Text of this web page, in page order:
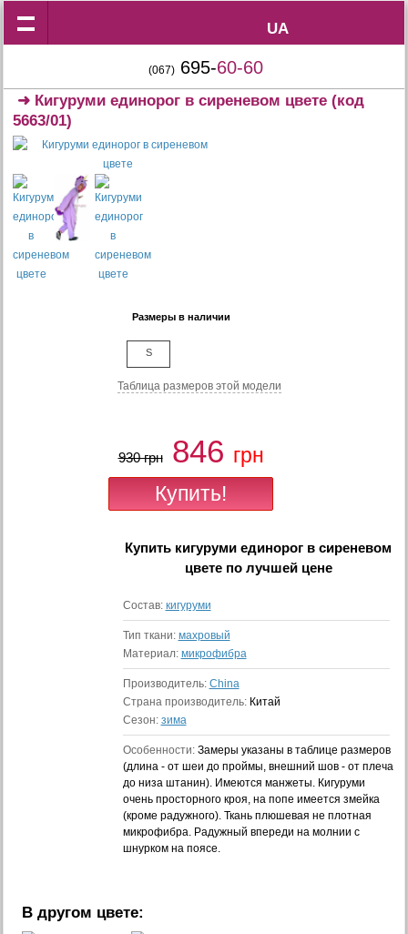
UA
UA
(067) 695-60-60
➜ Кигуруми единорог в сиреневом цвете (код
5663/01)
Размеры в наличии
S
Таблица размеров этой модели
930 грн 846 грн
Купить кигуруми единорог в сиреневом
цветепо лучшей цене
Состав: кигуруми
Тип ткани: махровый
Материал: микрофибра
Производитель: China
Страна производитель: Китай
Сезон: зима
Особенности: Замеры указаны в таблице размеров
(длина - от шеи до проймы, внешний шов - от плеча
до низа штанин). Имеются манжеты. Кигуруми
очень просторного кроя, на попе имеется змейка
(кроме радужного). Ткань плюшевая не плотная
микрофибра. Радужный впереди на молнии с
шнурком на поясе.
В другом цвете: